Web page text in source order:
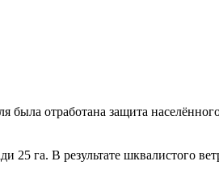
отработана защита
га. В результате шквалистого